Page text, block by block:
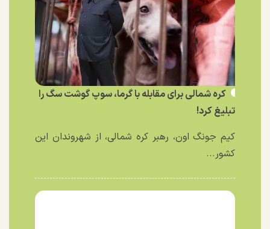
کره شمالی برای مقابله با گرما، سوپ گوشت سگ را
تبلیغ کرد!
کیم جونگ اون، رهبر کره شمالی، از شهروندان این
کشور...